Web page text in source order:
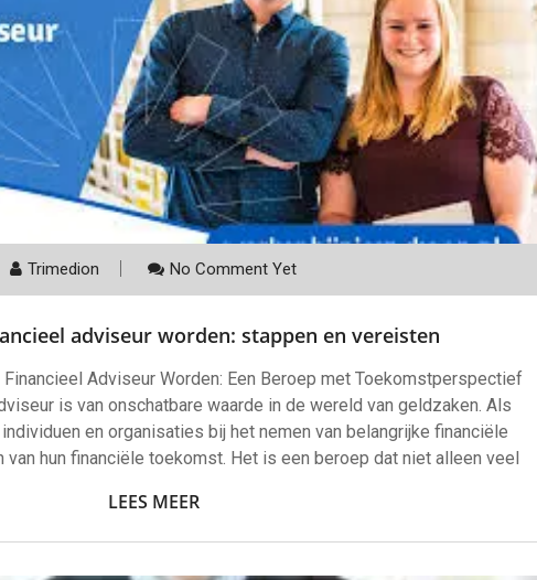
Trimedion No Comment Yet
adviseur worden: stappen en vereisten
Adviseur Worden: Een Beroep met Toekomstperspectief
is van onschatbare waarde in de wereld van geldzaken. Als
en organisaties bij het nemen van belangrijke financiële
hun financiële toekomst. Het is een beroep dat niet alleen veel
LEES MEER